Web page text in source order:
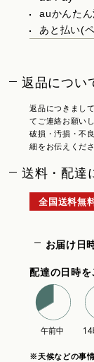
auかんた
あと払い(
返品につい
返品につきまし
てご連絡お願いし
破損・汚損・不
細をお伝えくださ
送料・配達
全国送料無
お届け日
配達の日時を
※天候などの事